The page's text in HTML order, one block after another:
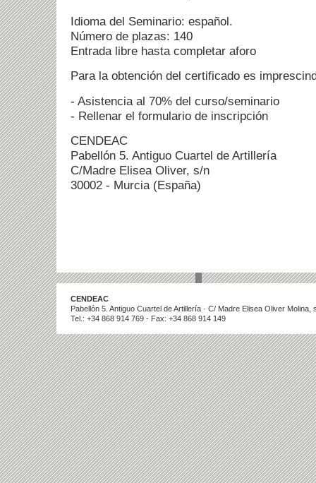
Idioma del Seminario: español.
Número de plazas: 140
Entrada libre hasta completar aforo
Para la obtención del certificado es
- Asistencia al 70% del curso/seminario
- Rellenar el formulario de inscripción
CENDEAC
Pabellón 5. Antiguo Cuartel de Artillería
C/Madre Elisea Oliver, s/n
30002 - Murcia (España)
CENDEAC
Pabellón 5. Antiguo Cuartel de Artillería · C/ Madre Elisea Oliver
Tel.: +34 868 914 769 - Fax: +34 868 914 149